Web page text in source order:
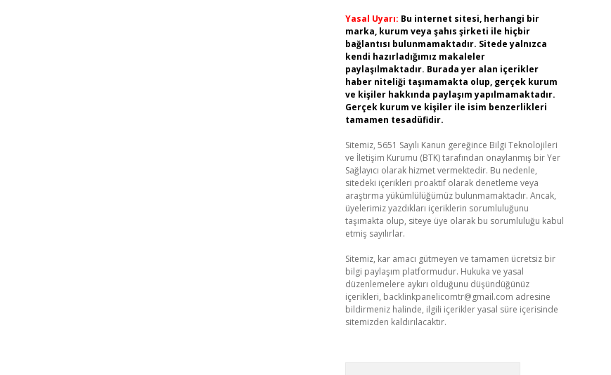
Yasal Uyarı: Bu internet sitesi, herhangi bir
marka, kurum veya şahıs şirketi ile hiçbir
bağlantısı bulunmamaktadır. Sitede yalnızca
kendi hazırladığımız makaleler
paylaşılmaktadır. Burada yer alan içerikler
haber niteliği taşımamakta olup, gerçek kurum
ve kişiler hakkında paylaşım yapılmamaktadır.
Gerçek kurum ve kişiler ile isim benzerlikleri
tamamen tesadüfidir.
Sitemiz, 5651 Sayılı Kanun gereğince Bilgi Teknolojileri
ve İletişim Kurumu (BTK) tarafından onaylanmış bir Yer
Sağlayıcı olarak hizmet vermektedir. Bu nedenle,
sitedeki içerikleri proaktif olarak denetleme veya
araştırma yükümlülüğümüz bulunmamaktadır. Ancak,
üyelerimiz yazdıkları içeriklerin sorumluluğunu
taşımakta olup, siteye üye olarak bu sorumluluğu kabul
etmiş sayılırlar.
Sitemiz, kar amacı gütmeyen ve tamamen ücretsiz bir
bilgi paylaşım platformudur. Hukuka ve yasal
düzenlemelere aykırı olduğunu düşündüğünüz
içerikleri, backlinkpanelicomtr@gmail.com adresine
bildirmeniz halinde, ilgili içerikler yasal süre içerisinde
sitemizden kaldırılacaktır.